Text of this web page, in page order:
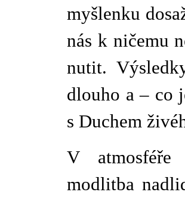
myšlenku
nás k ničemu
nutit.
dlouho a – co
s Duchem
V atmosféře
modlitba